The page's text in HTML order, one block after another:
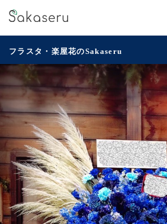
フラスタ・楽屋花のSakaseru